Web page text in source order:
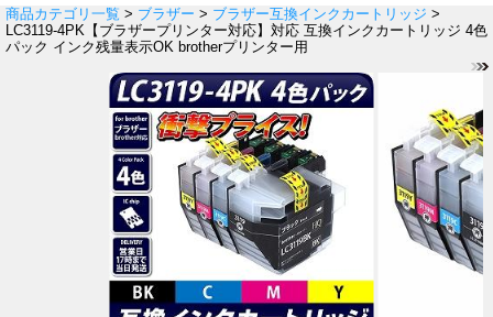
商品カテゴリ一覧 > ブラザー > ブラザー互換インクカートリッジ >
LC3119-4PK【ブラザープリンター対応】対応 互換インクカートリッジ 4色
パック インク残量表示OK brotherプリンター用